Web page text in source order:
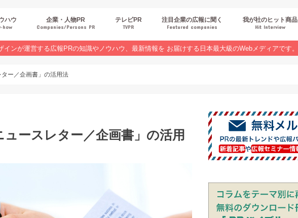
ハウ
ルUP
ービスPR
PR
ンド
PR
ム
ンセミナーレポート
企業・人物PR
Companies/Persons PR
テレビPR
TVPR
注目企業の広報に聞く
Featured companies
我が社のヒット商品
Hit Interview
インが運営する広報PRの知識やノウハウ、最新情報を お届けする日本最大級のWebメディアです。
ー／企画書」の活用法
ースレター／企画書」の活用